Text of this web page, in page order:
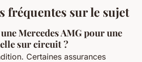
fréquentes sur le sujet
Mercedes AMG pour une
sur circuit ?
Certaines assurances